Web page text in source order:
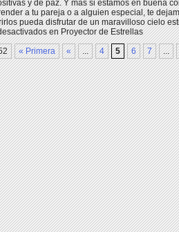
y de paz. Y más si estamos en buena
a tu pareja o a alguien especial, te
pueda disfrutar de un maravilloso cielo
en Proyector de Estrellas
« Primera « ... 4 5 6 7 ...